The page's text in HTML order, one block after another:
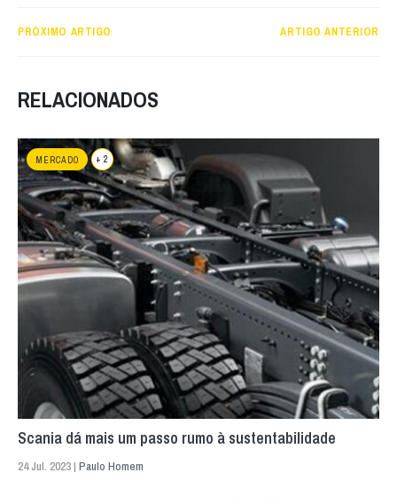
PRÓXIMO ARTIGO ARTIGO ANTERIOR
RELACIONADOS
MERCADO + 2
Scania dá mais um passo rumo à sustentabilidade
24 Jul. 2023 | Paulo Homem